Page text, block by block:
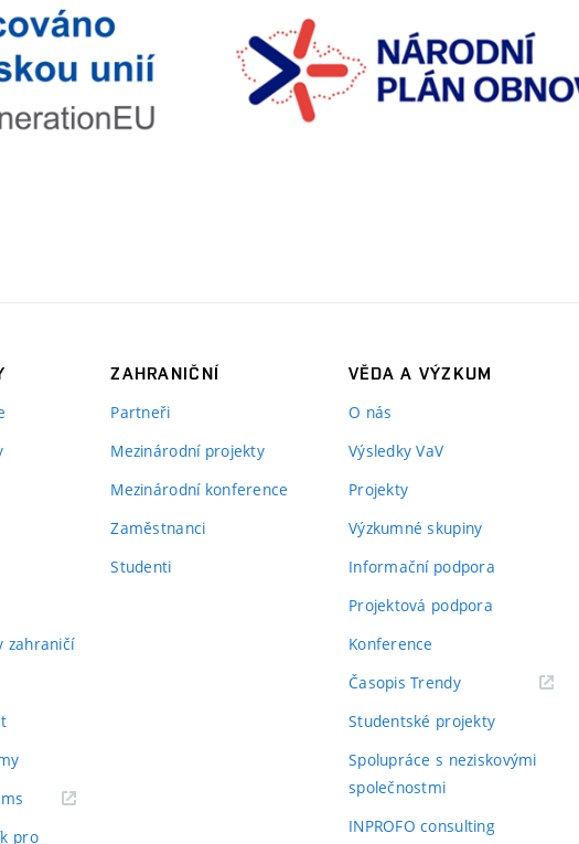
zahraničí
(externí
pro
ZAHRANIČNÍ
Partneři
Mezinárodní projekty
Mezinárodní konference
Zaměstnanci
Studenti
VĚDA A VÝZKUM
O nás
Výsledky VaV
Projekty
Výzkumné skupiny
Informační podpora
Projektová podpora
Konference
Časopis Trendy(externí
Studentské projekty
Spolupráce s neziskovými
společnostmi
INPROFO consulting